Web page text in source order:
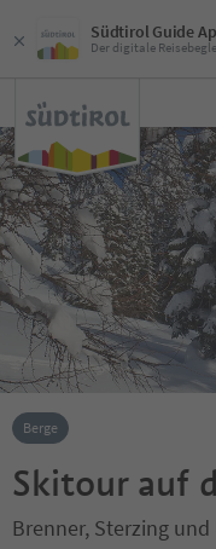
Südtirol Guide
Der digitale
Berge
Skitour auf
Brenner, Sterzing